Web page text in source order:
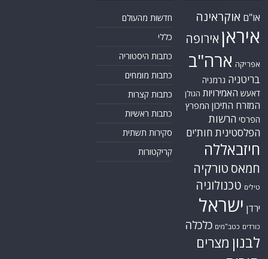
או"ם אוקראינה
איראן אירופה
אפריקה ארה"ב
בריטניה גרמניה
דאעש האמירויות הגולן
המזרח התיכון המפרץ
הפרסי הרשות
הפלסטינית חות'ים
חיזבאללה
חמאס טורקיה
טילים טכנולוגיה
ירדן ישראל
כורדים כטב"מים כלכלה
לבנון מצרים
חדשות מהעולם
כללי
כתבות היסטוריה
כתבות מומחים
כתבות קצרות
כתבות ראשיות
סקירות תשתית
קריקטורות